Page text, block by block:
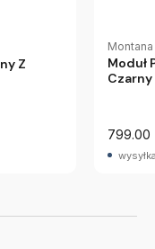
Z
Montana
Moduł
799.00